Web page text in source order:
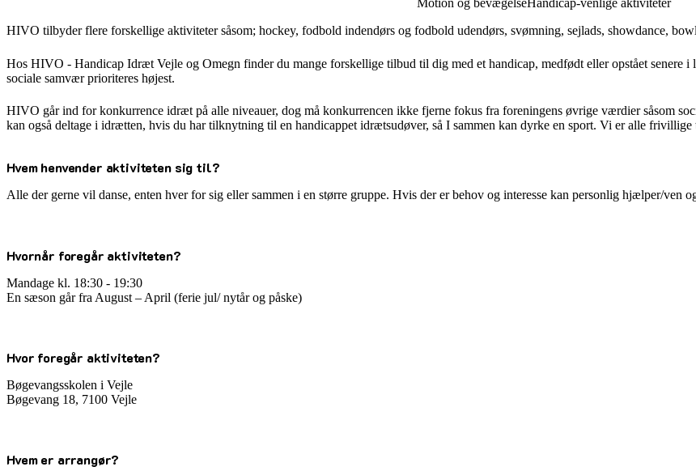
Motion og bevægelseHandicap-venlige aktiviteter
HIVO tilbyder flere forskellige aktiviteter såsom; hockey, fodbold indendørs og fodbold udendørs, svømning, sejlads, showdance,
Hos HIVO - Handicap Idræt Vejle og Omegn finder du mange forskellige tilbud til dig med et handicap, medfødt eller opstået senere
sociale samvær prioriteres højest.
HIVO går ind for konkurrence idræt på alle niveauer, dog må konkurrencen ikke fjerne fokus fra foreningens øvrige værdier såsom
kan også deltage i idrætten, hvis du har tilknytning til en handicappet idrætsudøver, så I sammen kan dyrke en sport. Vi er alle
Hvem henvender aktiviteten sig til?
Alle der gerne vil danse, enten hver for sig eller sammen i en større gruppe. Hvis der er behov og interesse kan personlig hjælper/ven
Hvornår foregår aktiviteten?
Mandage kl. 18:30 - 19:30
En sæson går fra August – April (ferie jul/ nytår og påske)
Hvor foregår aktiviteten?
Bøgevangsskolen i Vejle
Bøgevang 18, 7100 Vejle
Hvem er arrangør?